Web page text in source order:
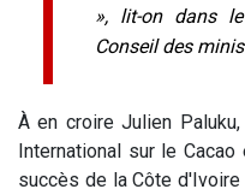
», lit-on dans
Conseil des
À en croire Julien
International sur le
succès de la Côte